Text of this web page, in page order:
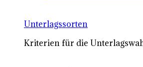
Unterlagssorten
Kriterien für die